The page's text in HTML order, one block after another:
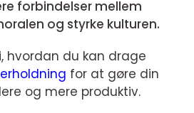
forbindelser mellem
og styrke kulturen.
hvordan du kan drage
for at gøre din
og mere produktiv.